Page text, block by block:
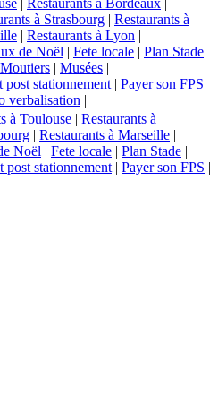
à Strasbourg | Restaurants à
| Restaurants à Lyon |
de Noël | Fete locale | Plan Stade
| Musées |
post stationnement | Payer son FPS
verbalisation |
à Toulouse | Restaurants à
| Restaurants à Marseille |
Noël | Fete locale | Plan Stade |
post stationnement | Payer son FPS |